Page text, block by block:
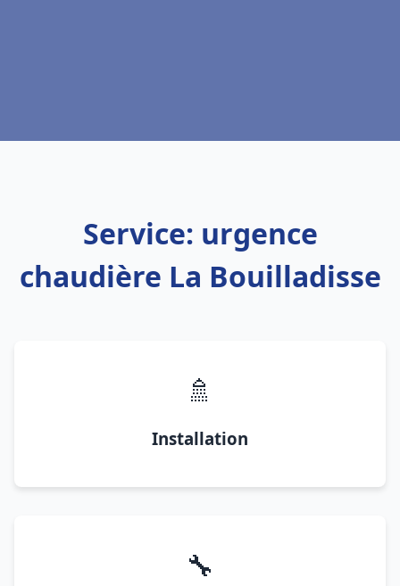
Service: urgence
chaudière La Bouilladisse
🚿
Installation
🔧